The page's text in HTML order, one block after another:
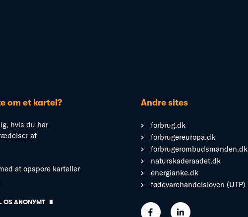
om et kartel?
hvis du har
af
at opspore karteller
OS ANONYMT
Andre sites
forbrug.dk
forbrugereuropa.dk
forbrugerombudsmanden.dk
naturskaderaadet.dk
energianke.dk
fødevarehandelsloven (UTP)